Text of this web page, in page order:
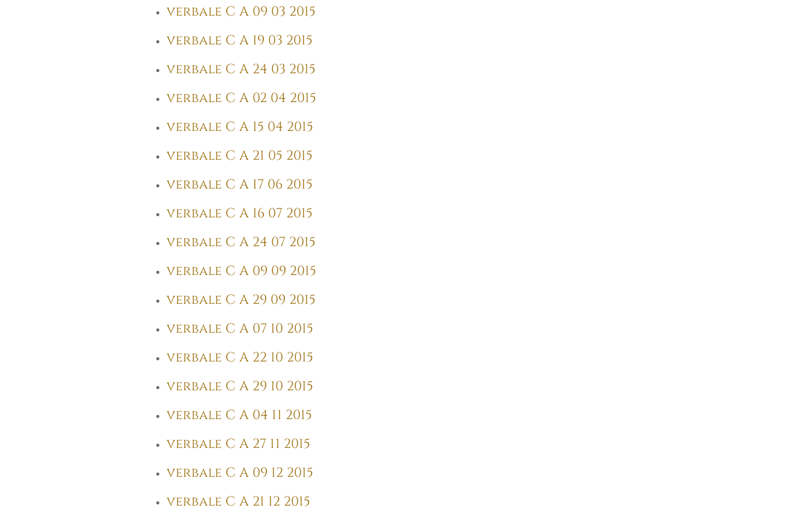
verbale C A 09 03 2015
verbale C A 19 03 2015
verbale C A 24 03 2015
verbale C A 02 04 2015
verbale C A 15 04 2015
verbale C A 21 05 2015
verbale C A 17 06 2015
verbale C A 16 07 2015
verbale C A 24 07 2015
verbale C A 09 09 2015
verbale C A 29 09 2015
verbale C A 07 10 2015
verbale C A 22 10 2015
verbale C A 29 10 2015
verbale C A 04 11 2015
verbale C A 27 11 2015
verbale C A 09 12 2015
verbale C A 21 12 2015